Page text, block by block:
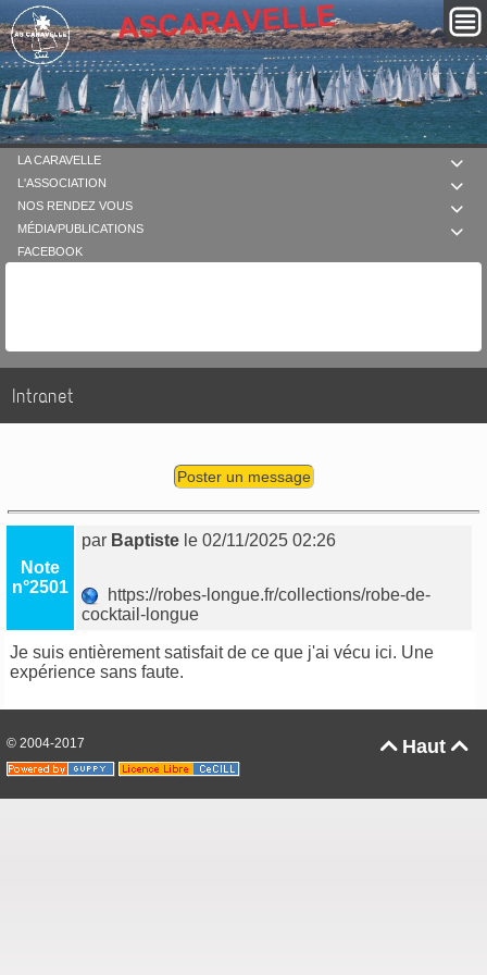

LA CARAVELLE

L'ASSOCIATION

NOS RENDEZ VOUS

MÉDIA/PUBLICATIONS
FACEBOOK
Intranet
Poster un message
Note
n°2501
par Baptiste le 02/11/2025 02:26
https://robes-longue.fr/collections/robe-de-
cocktail-longue
Je suis entièrement satisfait de ce que j'ai vécu ici. Une
expérience sans faute.
Haut 
© 2004-2017